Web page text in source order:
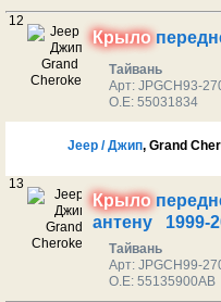
12
Крыло
Тайвань
Арт: JPGCH93-
O.E: 55031834
Jeep / Джип, Grand
13
Крыло
антену 1999-
Тайвань
Арт: JPGCH99-
O.E: 55135900AB